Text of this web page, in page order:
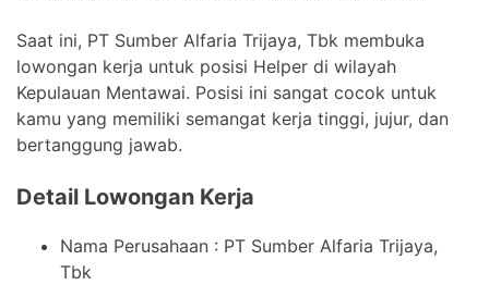
Saat ini, PT Sumber Alfaria Trijaya, Tbk membuka
lowongan kerja untuk posisi Helper di wilayah
Kepulauan Mentawai. Posisi ini sangat cocok untuk
kamu yang memiliki semangat kerja tinggi, jujur, dan
bertanggung jawab.
Detail Lowongan Kerja
Nama Perusahaan : PT Sumber Alfaria Trijaya,
Tbk